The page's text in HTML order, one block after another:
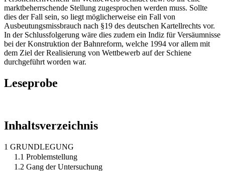
marktbeherrschende Stellung zugesprochen werden muss. Sollte
dies der Fall sein, so liegt möglicherweise ein Fall von
Ausbeutungsmissbrauch nach §19 des deutschen Kartellrechts vor.
In der Schlussfolgerung wäre dies zudem ein Indiz für Versäumnisse
bei der Konstruktion der Bahnreform, welche 1994 vor allem mit
dem Ziel der Realisierung von Wettbewerb auf der Schiene
durchgeführt worden war.
Leseprobe
Inhaltsverzeichnis
1 GRUNDLEGUNG
1.1 Problemstellung
1.2 Gang der Untersuchung